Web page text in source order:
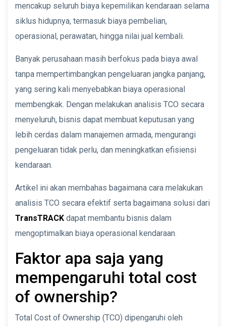
mencakup seluruh biaya kepemilikan kendaraan selama
siklus hidupnya, termasuk biaya pembelian,
operasional, perawatan, hingga nilai jual kembali.
Banyak perusahaan masih berfokus pada biaya awal
tanpa mempertimbangkan pengeluaran jangka panjang,
yang sering kali menyebabkan biaya operasional
membengkak. Dengan melakukan analisis TCO secara
menyeluruh, bisnis dapat membuat keputusan yang
lebih cerdas dalam manajemen armada, mengurangi
pengeluaran tidak perlu, dan meningkatkan efisiensi
kendaraan.
Artikel ini akan membahas bagaimana cara melakukan
analisis TCO secara efektif serta bagaimana solusi dari
TransTRACK dapat membantu bisnis dalam
mengoptimalkan biaya operasional kendaraan.
Faktor apa saja yang
mempengaruhi total cost
of ownership?
Total Cost of Ownership (TCO) dipengaruhi oleh